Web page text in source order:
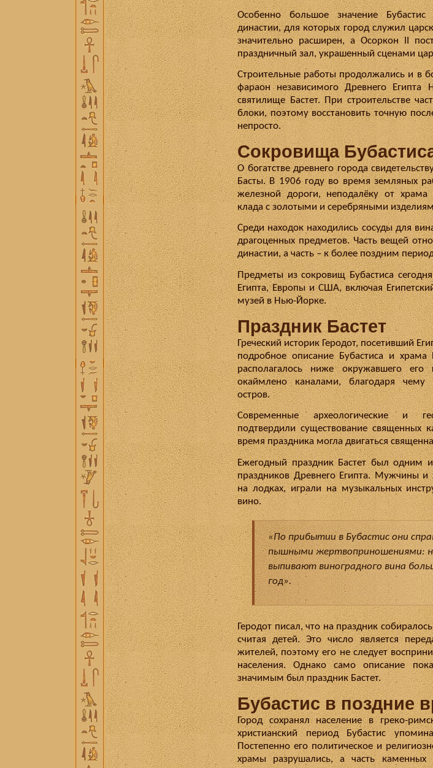
Особенно большое значение
династии, для которых город служил
значительно расширен, а Осоркон II
праздничный зал, украшенный сценами
Строительные работы продолжались и в
фараон независимого Древнего
святилище Бастет. При строительстве
блоки, поэтому восстановить точную
непросто.
Сокровища
О богатстве древнего города
Басты. В 1906 году во время земляных
железной дороги, неподалёку от
клада с золотыми и серебряными
Среди находок находились сосуды для
драгоценных предметов. Часть вещей
династии, а часть – к более поздним
Предметы из сокровищ Бубастиса
Египта, Европы и США, включая
музей в Нью-Йорке.
Праздник Бастет
Греческий историк Геродот, посетивший
подробное описание Бубастиса и
располагалось ниже окружавшего
окаймлено каналами, благодаря
остров.
Современные археологические и
подтвердили существование священных
время праздника могла двигаться
Ежегодный праздник Бастет был одним
праздников Древнего Египта. Мужчины
на лодках, играли на музыкальных
вино.
«По прибытии в Бубастис они
пышными жертвоприношениями:
выпивают виноградного вина
год».
Геродот писал, что на праздник
считая детей. Это число является
жителей, поэтому его не следует
населения. Однако само описание
значимым был праздник Бастет.
Бубастис в поздние
Город сохранял население в греко-
христианский период Бубастис
Постепенно его политическое и
храмы разрушались, а часть каменных